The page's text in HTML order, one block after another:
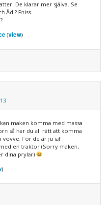
De klarar mer själva. Se
Ådi? Fniss.
(view)
maken komma med massa
så har du all rätt att komma
vovve. För de är ju iaf
en traktor (Sorry maken,
dina prylar)
)